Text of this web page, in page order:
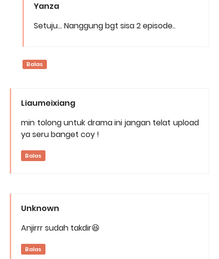
Yanza
Setuju... Nanggung bgt sisa 2 episode..
Balas
Liaumeixiang
min tolong untuk drama ini jangan telat upload
ya seru banget coy !
Balas
Unknown
Anjirrr sudah takdir😆
Balas